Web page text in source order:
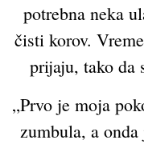
potrebna neka
čisti korov.
prijaju, tako da
„Prvo je moja
zumbula, a